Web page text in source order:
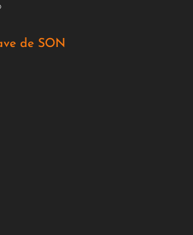
de SON